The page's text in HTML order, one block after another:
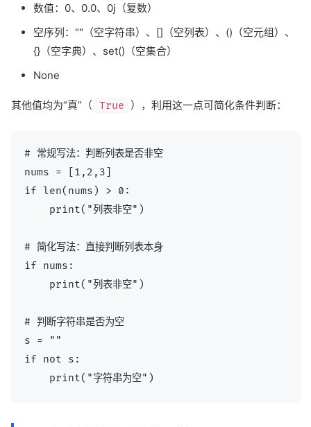
数值：0、0.0、0j（复数）
空序列：""（空字符串）、[]（空列表）、()（空元组）、
{}（空字典）、set()（空集合）
None
其他值均为“真”（ True ），利用这一点可简化条件判断：
# 常规写法：判断列表是否非空
nums = [1,2,3]
if len(nums) > 0:
    print("列表非空")
# 简化写法：直接判断列表本身
if nums:
    print("列表非空")
# 判断字符串是否为空
s = ""
if not s: